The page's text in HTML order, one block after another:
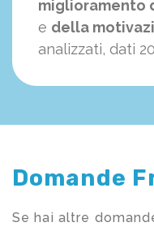
miglioramento
e della
analizzati, dati
Domande
Se hai altre